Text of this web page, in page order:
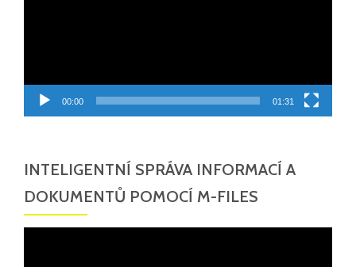
00:00 01:31
INTELIGENTNÍ SPRÁVA INFORMACÍ A
DOKUMENTŮ POMOCÍ M-FILES